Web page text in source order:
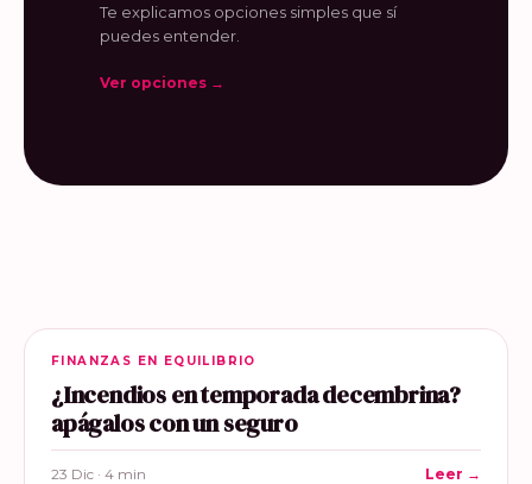
Te explicamos opciones simples que sí
puedes entender.
Ver opciones →
FINANZAS EN EQUILIBRIO
¿Incendios en temporada decembrina?
apágalos con un seguro
23 Dic · 4 min Leer →